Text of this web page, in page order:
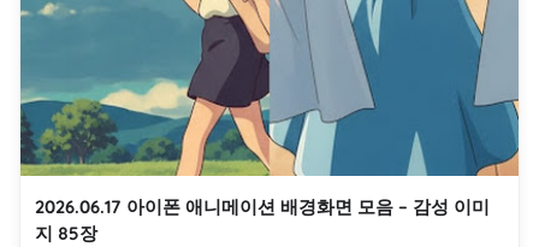
2026.06.17 아이폰 애니메이션 배경화면 모음 – 감성 이미
지 85장